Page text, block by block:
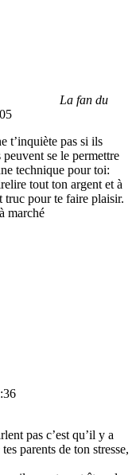
La fan du
t’inquiète pas si ils
peuvent se le permettre
technique pour toi:
tout ton argent et à
truc pour te faire plaisir.
marché
pas c’est qu’il y a
parents de ton stresse,